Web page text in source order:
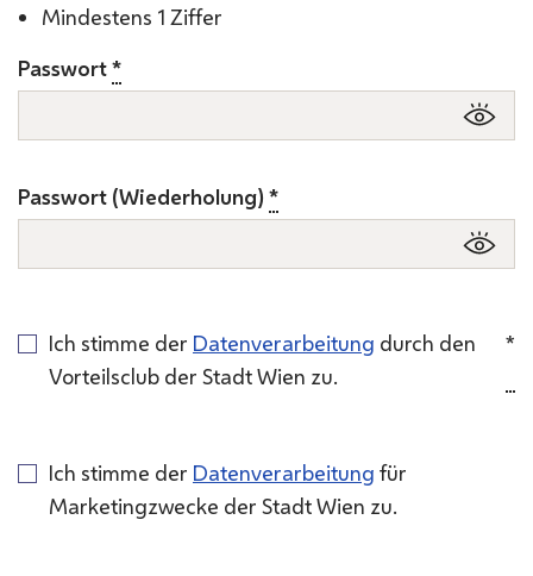
Mindestens 1 Ziffer
Passwort*
Passwort (Wiederholung) *
Ich stimme der Datenverarbeitung durch den
Vorteilsclub der Stadt Wien zu.
*
Ich stimme der Datenverarbeitung für
Marketingzwecke der Stadt Wien zu.